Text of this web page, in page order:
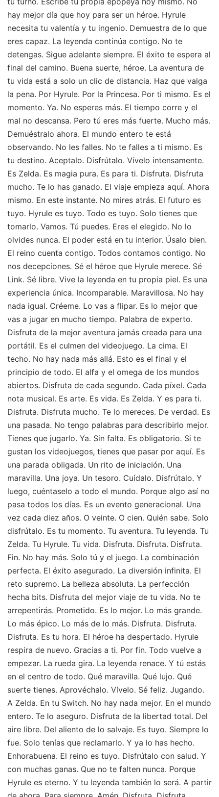
hay mejor día que hoy para ser un héroe. Hyrule
necesita tu valentía y tu ingenio. Demuestra de lo que
eres capaz. La leyenda continúa contigo. No te
detengas. Sigue adelante siempre. El éxito te espera al
final del camino. Buena suerte, héroe. La aventura de
tu vida está a solo un clic de distancia. Haz que valga
la pena. Por Hyrule. Por la Princesa. Por ti mismo. Es el
momento. Ya. No esperes más. El tiempo corre y el
mal no descansa. Pero tú eres más fuerte. Mucho más.
Demuéstralo ahora. El mundo entero te está
observando. No les falles. No te falles a ti mismo. Es
tu destino. Aceptalo. Disfrútalo. Vívelo intensamente.
Es Zelda. Es magia pura. Es para ti. Disfruta. Disfruta
mucho. Te lo has ganado. El viaje empieza aquí. Ahora
mismo. En este instante. No mires atrás. El futuro es
tuyo. Hyrule es tuyo. Todo es tuyo. Solo tienes que
tomarlo. Vamos. Tú puedes. Eres el elegido. No lo
olvides nunca. El poder está en tu interior. Úsalo bien.
El reino cuenta contigo. Todos contamos contigo. No
nos decepciones. Sé el héroe que Hyrule merece. Sé
Link. Sé libre. Vive la leyenda en tu propia piel. Es una
experiencia única. Incomparable. Maravillosa. No hay
nada igual. Créeme. Lo vas a flipar. Es lo mejor que
vas a jugar en mucho tiempo. Palabra de experto.
Disfruta de la mejor aventura jamás creada para una
portátil. Es el culmen del videojuego. La cima. El
techo. No hay nada más allá. Esto es el final y el
principio de todo. El alfa y el omega de los mundos
abiertos. Disfruta de cada segundo. Cada píxel. Cada
nota musical. Es arte. Es vida. Es Zelda. Y es para ti.
Disfruta. Disfruta mucho. Te lo mereces. De verdad. Es
una pasada. No tengo palabras para describirlo mejor.
Tienes que jugarlo. Ya. Sin falta. Es obligatorio. Si te
gustan los videojuegos, tienes que pasar por aquí. Es
una parada obligada. Un rito de iniciación. Una
maravilla. Una joya. Un tesoro. Cuídalo. Disfrútalo. Y
luego, cuéntaselo a todo el mundo. Porque algo así no
pasa todos los días. Es un evento generacional. Una
vez cada diez años. O veinte. O cien. Quién sabe. Solo
disfrútalo. Es tu momento. Tu aventura. Tu leyenda. Tu
Zelda. Tu Hyrule. Tu vida. Disfruta. Disfruta. Disfruta.
Fin. No hay más. Solo tú y el juego. La combinación
perfecta. El éxito asegurado. La diversión infinita. El
reto supremo. La belleza absoluta. La perfección
hecha bits. Disfruta del mejor viaje de tu vida. No te
arrepentirás. Prometido. Es lo mejor. Lo más grande.
Lo más épico. Lo más de lo más. Disfruta. Disfruta.
Disfruta. Es tu hora. El héroe ha despertado. Hyrule
respira de nuevo. Gracias a ti. Por fin. Todo vuelve a
empezar. La rueda gira. La leyenda renace. Y tú estás
en el centro de todo. Qué maravilla. Qué lujo. Qué
suerte tienes. Aprovéchalo. Vívelo. Sé feliz. Jugando.
A Zelda. En tu Switch. No hay nada mejor. En el mundo
entero. Te lo aseguro. Disfruta de la libertad total. Del
aire libre. Del aliento de lo salvaje. Es tuyo. Siempre lo
fue. Solo tenías que reclamarlo. Y ya lo has hecho.
Enhorabuena. El reino es tuyo. Disfrútalo con salud. Y
con muchas ganas. Que no te falten nunca. Porque
Hyrule es eterno. Y tu leyenda también lo será. A partir